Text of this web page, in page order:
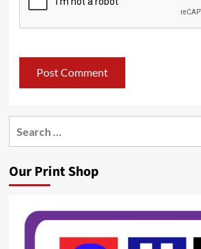
Our Print Shop